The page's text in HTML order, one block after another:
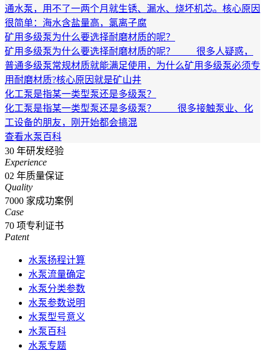
通水泵，用不了一两个月就生锈、漏水、烧坏机芯。核心原因
很简单：海水含盐量高，氯离子腐
矿用多级泵为什么要选择耐磨材质的呢？
矿用多级泵为什么要选择耐磨材质的呢？ 很多人疑惑，
普通多级泵常规材质就能满足使用，为什么矿用多级泵必须专
用耐磨材质?核心原因就是矿山井
化工泵是指某一类型泵还是多级泵？
化工泵是指某一类型泵还是多级泵？ 很多接触泵业、化
工设备的朋友，刚开始都会搞混
查看水泵百科
30 年研发经验
Experience
02 年质量保证
Quality
7000 家成功案例
Case
70 项专利证书
Patent
水泵扬程计算
水泵流量确定
水泵分类参数
水泵参数说明
水泵型号意义
水泵百科
水泵专题